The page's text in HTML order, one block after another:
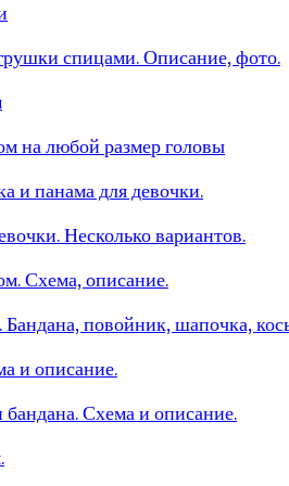
спицами. Описание, фото.
на любой размер головы
и панама для девочки.
Несколько вариантов.
Схема, описание.
Бандана, повойник, шапочка,
и описание.
Схема и описание.